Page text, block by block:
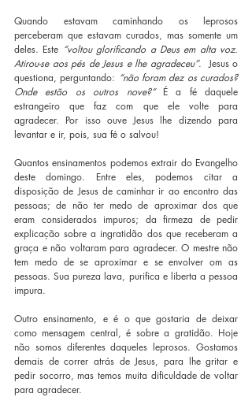
Quando estavam caminhando os leprosos
perceberam que estavam curados, mas somente um
deles. Este “voltou glorificando a Deus em alta voz.
Atirou-se aos pés de Jesus e lhe agradeceu”.  Jesus o
questiona, perguntando: “não foram dez os curados?
Onde estão os outros nove?” É a fé daquele
estrangeiro que faz com que ele volte para
agradecer. Por isso ouve Jesus lhe dizendo para
levantar e ir, pois, sua fé o salvou!
Quantos ensinamentos podemos extrair do Evangelho
deste domingo. Entre eles, podemos citar a
disposição de Jesus de caminhar ir ao encontro das
pessoas; de não ter medo de aproximar dos que
eram considerados impuros; da firmeza de pedir
explicação sobre a ingratidão dos que receberam a
graça e não voltaram para agradecer. O mestre não
tem medo de se aproximar e se envolver om as
pessoas. Sua pureza lava, purifica e liberta a pessoa
impura.
Outro ensinamento, e é o que gostaria de deixar
como mensagem central, é sobre a gratidão. Hoje
não somos diferentes daqueles leprosos. Gostamos
demais de correr atrás de Jesus, para lhe gritar e
pedir socorro, mas temos muita dificuldade de voltar
para agradecer.